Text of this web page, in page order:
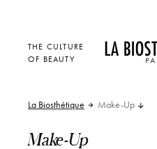
THE CULTURE
OF BEAUTY
La Biosthétique Make-Up
Make-Up